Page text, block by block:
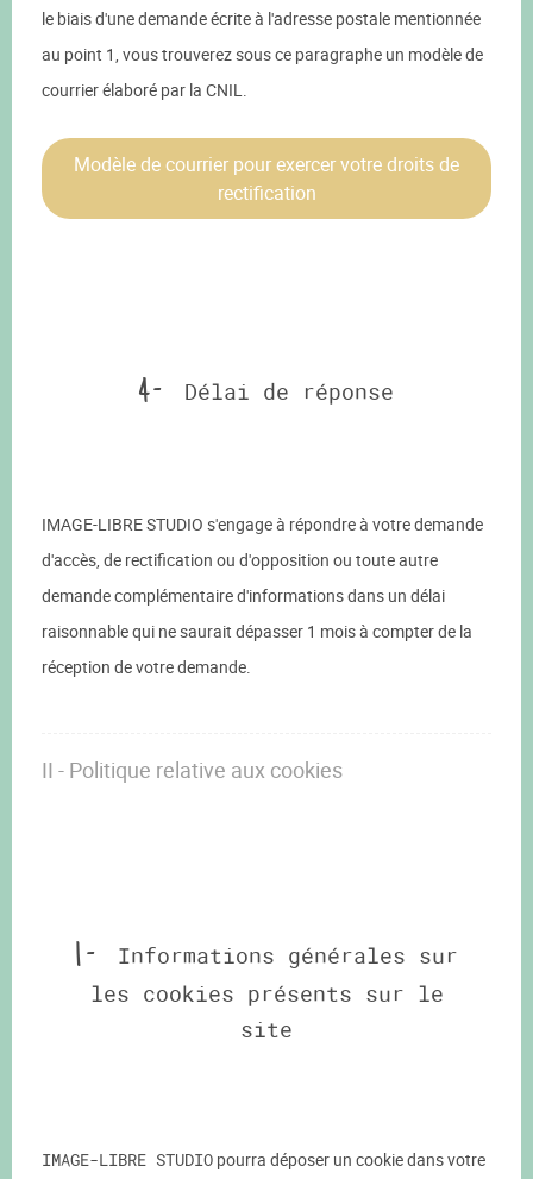
le biais d'une demande écrite à l'adresse postale mentionnée
au point 1, vous trouverez sous ce paragraphe un modèle de
courrier élaboré par la CNIL.
Modèle de courrier pour exercer votre droits de
rectification
4 - Délai de réponse
IMAGE-LIBRE STUDIO s'engage à répondre à votre demande
d'accès, de rectification ou d'opposition ou toute autre
demande complémentaire d'informations dans un délai
raisonnable qui ne saurait dépasser 1 mois à compter de la
réception de votre demande.
II - Politique relative aux cookies
1 -
Informations générales sur
les cookies présents sur le
site
IMAGE-LIBRE STUDIO pourra déposer un cookie dans votre